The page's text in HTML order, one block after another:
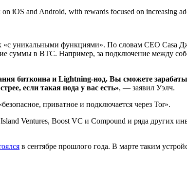
iOS and Android, with rewards focused on increasing
«с уникальными функциями». По словам CEO Casa
суммы в BTC. Например, за подключение между
биткоина и Lightning-нод. Вы сможете
если такая нода у вас есть», — заявил Уэлч.
приватное и подключается через Tor».
Ventures, Boost VC и Compound и ряда других
в сентябре прошлого года. В марте таким